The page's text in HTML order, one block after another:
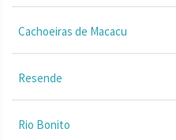
Cachoeiras de Macacu
Resende
Rio Bonito